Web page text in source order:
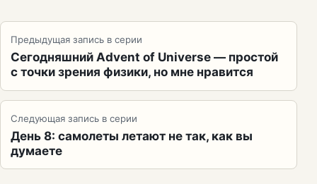
Предыдущая запись в серии
Сегодняшний Advent of Universe — простой
с точки зрения физики, но мне нравится
Следующая запись в серии
День 8: самолеты летают не так, как вы
думаете